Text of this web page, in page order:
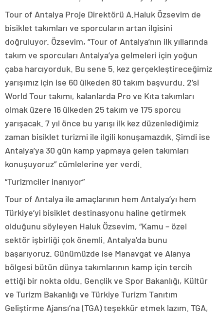
Tour of Antalya Proje Direktörü A.Haluk Özsevim de
bisiklet takımları ve sporcuların artan ilgisini
doğruluyor. Özsevim, “Tour of Antalya’nın ilk yıllarında
takım ve sporcuları Antalya’ya gelmeleri için yoğun
çaba harcıyorduk. Bu sene 5. kez gerçekleştireceğimiz
yarışımız için ise 60 ülkeden 80 takım başvurdu. 2’si
World Tour takımı, kalanlarda Pro ve Kıta takımları
olmak üzere 16 ülkeden 25 takım ve 175 sporcu
yarışacak. 7 yıl önce bu yarışı ilk kez düzenlediğimiz
zaman bisiklet turizmi ile ilgili konuşamazdık. Şimdi ise
Antalya’ya 30 gün kamp yapmaya gelen takımları
konuşuyoruz” cümlelerine yer verdi.
“Turizmciler inanıyor”
Tour of Antalya ile amaçlarının hem Antalya’yı hem
Türkiye’yi bisiklet destinasyonu haline getirmek
olduğunu söyleyen Haluk Özsevim, “Kamu – özel
sektör işbirliği çok önemli. Antalya’da bunu
başarıyoruz. Günümüzde ise Manavgat ve Alanya
bölgesi bütün dünya takımlarının kamp için tercih
ettiği bir nokta oldu. Gençlik ve Spor Bakanlığı, Kültür
ve Turizm Bakanlığı ve Türkiye Turizm Tanıtım
Geliştirme Ajansı’na (TGA) teşekkür etmek lazım. TGA,